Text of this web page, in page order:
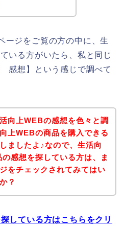
ージをご覧の方の中に、生
いる方がいたら、私と同じ
感想】という感じで調べて
向上WEBの感想を色々と調
上WEBの商品を購入できる
ましたよ♪なので、生活向
の感想を探している方は、ま
をチェックされてみてはい
？
している方はこちらをクリ